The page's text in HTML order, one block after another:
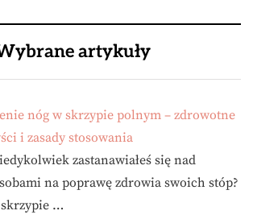
artykuły
nóg w skrzypie polnym – zdrowotne
i zasady stosowania
zastanawiałeś się nad
na poprawę zdrowia swoich stóp?
…